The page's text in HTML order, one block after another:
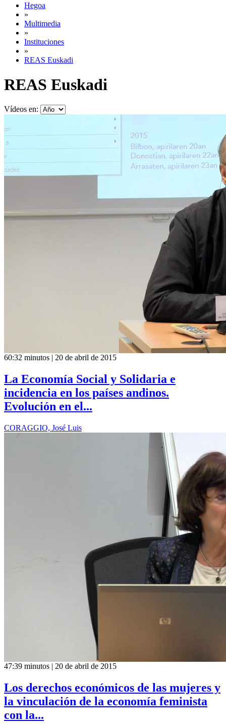
Hegoa
»
Multimedia
»
Instituciones
»
REAS Euskadi
REAS Euskadi
Vídeos en:
60:32 minutos | 20 de abril de 2015
La Economía Social y Solidaria e
incidencia en los países andinos.
Evolución en el...
CORAGGIO, José Luis
47:39 minutos | 20 de abril de 2015
Los derechos económicos de las mujeres y
la vinculación de la economía feminista
con la...